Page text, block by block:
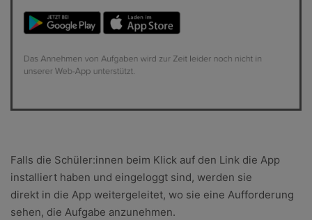
Falls die Schüler:innen beim Klick auf den Link die App
installiert haben und eingeloggt sind, werden sie
direkt in die App weitergeleitet, wo sie eine Aufforderung
sehen, die Aufgabe anzunehmen.